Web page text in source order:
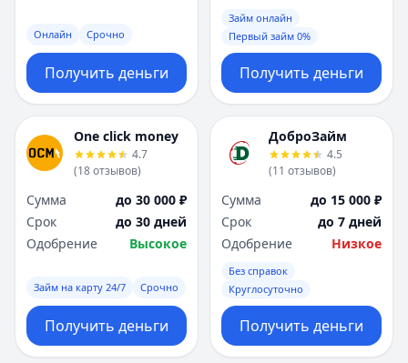
Онлайн Срочно
Получить деньги
Займ онлайн
Первый займ 0%
Получить деньги
One click money
4.7
(18отзывов)
Сумма
до 30 000 ₽
Срок
до 30 дней
Одобрение
Высокое
Займ на карту 24/7 Срочно
Получить деньги
ДоброЗайм
4.5
(11 отзывов)
Сумма
до 15 000 ₽
Срок
до 7 дней
Одобрение
Низкое
Без справок
Круглосуточно
Получить деньги